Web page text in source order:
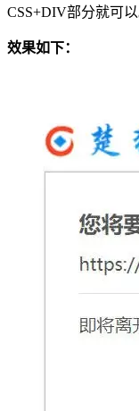
CSS+DIV部分就可以
效果如下：